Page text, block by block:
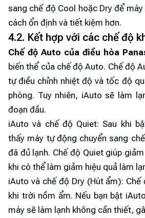
sang chế độ Cool hoặc Dry để
cách ổn định và tiết kiệm hơn.
4.2. Kết hợp với các chế độ
Chế độ Auto của điều hòa
biến thể của chế độ Auto. Chế độ
tự điều chỉnh nhiệt độ và tốc độ
phòng. Tuy nhiên, iAuto sẽ làm
đoạn đầu.
iAuto và chế độ Quiet: Sau khi
thấy máy tự động chuyển sang
đã đủ lạnh. Chế độ Quiet giúp
khi có thể làm giảm hiệu quả làm
iAuto và chế độ Dry (Hút ẩm): Chế
khi trời nồm ẩm. Nếu bạn bật
máy sẽ làm lạnh không cần thiết,